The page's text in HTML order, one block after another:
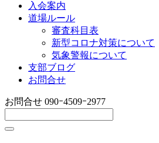
入会案内
道場ルール
審査科目表
新型コロナ対策について
気象警報について
支部ブログ
お問合せ
お問合せ 090ｰ4509ｰ2977